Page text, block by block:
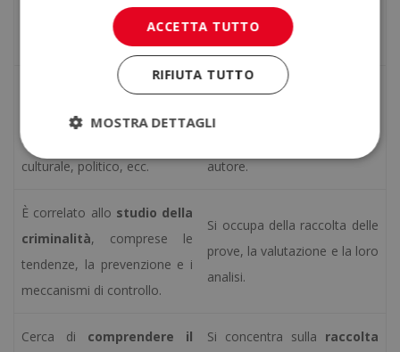
il crimine, le sue cause e i
meccanismi di prevenzione.
sono verificati
È responsabile di esaminare il
rapporto tra il delitto e
contesto
culturale, politico, ecc.
Si concentra sullo
per identificare il presunto
autore.
È correlato allo studio della
criminalità, comprese le
tendenze, la prevenzione e i
meccanismi di controllo.
Si occupa della raccolta delle
prove, la valutazione e la loro
analisi.
Cerca di comprendere il
Si concentra sulla raccolta
ACCETTA TUTTO
RIFIUTA TUTTO
MOSTRA DETTAGLI